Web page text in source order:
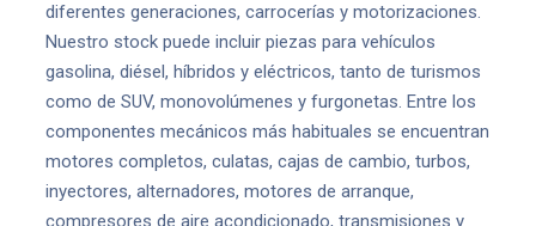
diferentes generaciones, carrocerías y motorizaciones.
Nuestro stock puede incluir piezas para vehículos
gasolina, diésel, híbridos y eléctricos, tanto de turismos
como de SUV, monovolúmenes y furgonetas. Entre los
componentes mecánicos más habituales se encuentran
motores completos, culatas, cajas de cambio, turbos,
inyectores, alternadores, motores de arranque,
compresores de aire acondicionado, transmisiones y